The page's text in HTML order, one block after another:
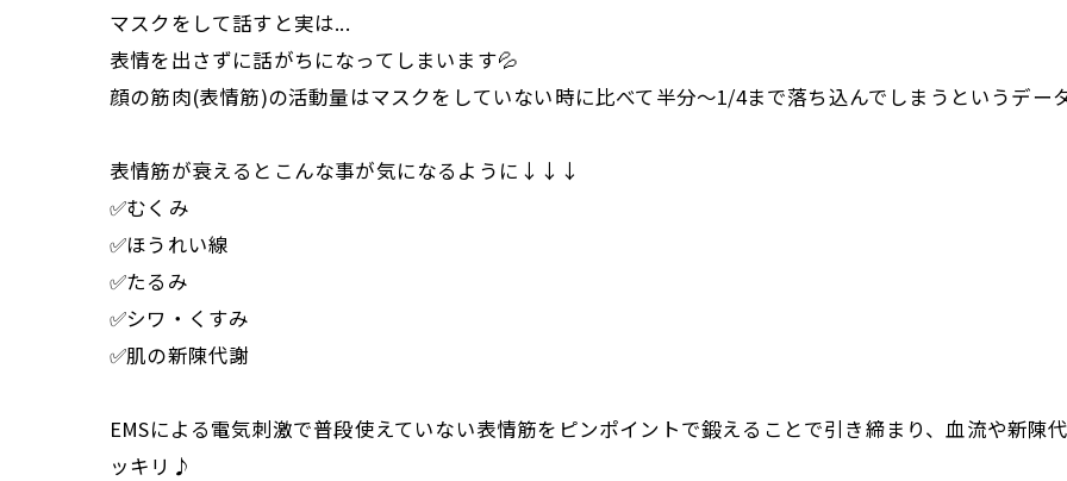
マスクをして話すと実は...
表情を出さずに話がちになってしまいます💦
顔の筋肉(表情筋)の活動量はマスクをしていない時に比べて半分〜1/4まで落ち込んでしまうというデー
表情筋が衰えるとこんな事が気になるように↓↓↓
✅むくみ
✅ほうれい線
✅たるみ
✅シワ・くすみ
✅肌の新陳代謝
EMSによる電気刺激で普段使えていない表情筋をピンポイントで鍛えることで引き締まり、血流や新
ッキリ♪